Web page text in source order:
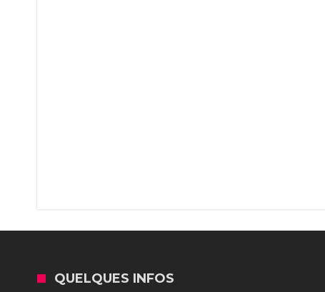
QUELQUES INFOS